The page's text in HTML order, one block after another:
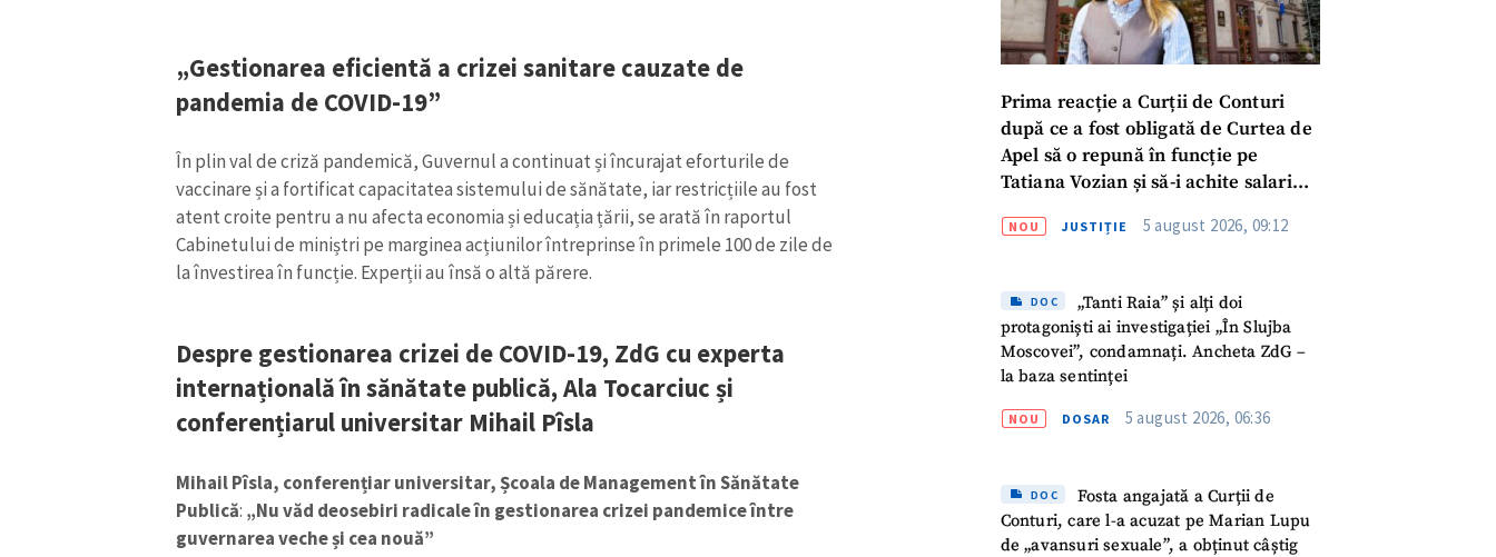
„Gestionarea eficientă a crizei sanitare cauzate de
pandemia de COVID-19”
În plin val de criză pandemică, Guvernul a continuat și încurajat eforturile de
vaccinare și a fortificat capacitatea sistemului de sănătate, iar restricțiile au fost
atent croite pentru a nu afecta economia și educația țării, se arată în raportul
Cabinetului de miniștri pe marginea acțiunilor întreprinse în primele 100 de zile de
la învestirea în funcție. Experții au însă o altă părere.
Despre gestionarea crizei de COVID-19, ZdG cu experta
internațională în sănătate publică, Ala Tocarciuc și
conferențiarul universitar Mihail Pîsla
Mihail Pîsla, conferențiar universitar, Școala de Management în Sănătate
Publică: „Nu văd deosebiri radicale în gestionarea crizei pandemice între
guvernarea veche și cea nouă”
Prima reacție a Curții de Conturi
după ce a fost obligată de Curtea de
Apel să o repună în funcție pe
Tatiana Vozian și să-i achite salariul
muncă”
NOU JUSTIȚIE 5 august 2026, 09:12
DOC
„Tanti Raia” și alți doi
protagoniști ai investigației „În Slujba
Moscovei”, condamnați. Ancheta ZdG –
la baza sentinței
NOU DOSAR 5 august 2026, 06:36
DOC
Fosta angajată a Curții de
Conturi, care l-a acuzat pe Marian Lupu
de „avansuri sexuale”, a obținut câștig
Titlu știre
Fotografie + Încarcă imagine
Link media + Link media
+ Numele meu
Am citit și sunt de acord cupolitica de
TRIMITE ȘTIREA